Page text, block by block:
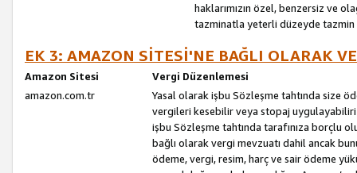
haklarımızın özel, benzersiz ve
tazminatla yeterli düzeyde
EK 3: AMAZON SİTESİ'NE BAĞLI OLARAK
Amazon Sitesi
Vergi Düzenlemesi
amazon.com.tr
Yasal olarak işbu Sözleşme tahtında size
vergileri kesebilir veya stopaj
işbu Sözleşme tahtında tarafınıza borçlu
bağlı olarak vergi mevzuatı dahil ancak
ödeme, vergi, resim, harç ve sair ödeme